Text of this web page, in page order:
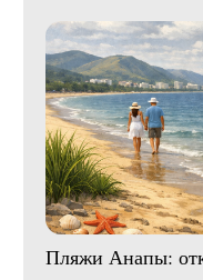
Пляжи Анапы: